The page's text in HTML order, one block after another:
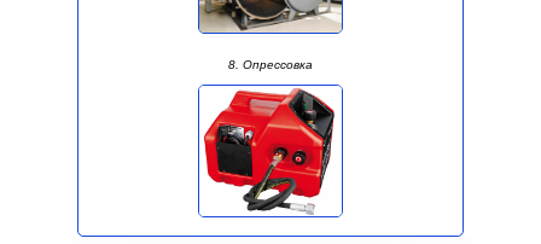
8. Опрессовка